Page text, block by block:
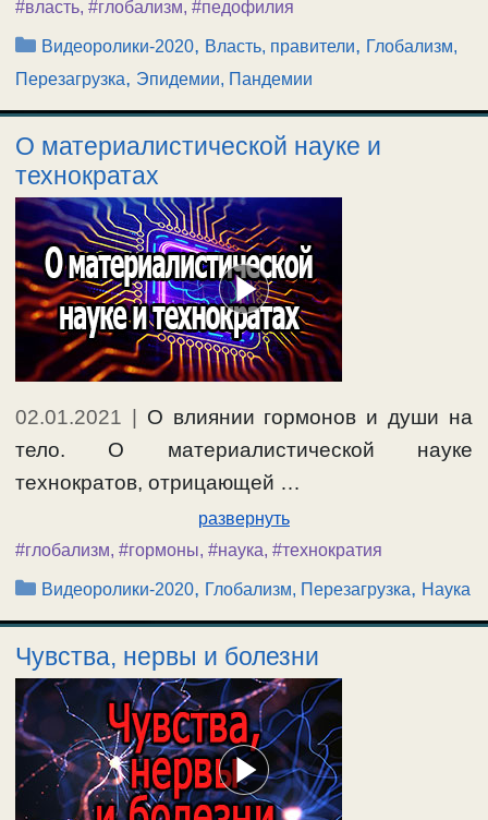
#власть, #глобализм, #педофилия
Рубрики
Видеоролики-2020, Власть, правители, Глобализм,
Перезагрузка, Эпидемии, Пандемии
О материалистической науке и
технократах
02.01.2021
О влиянии гормонов и души на
тело. О материалистической науке
технократов, отрицающей …
развернуть
#глобализм, #гормоны, #наука, #технократия
Рубрики
Видеоролики-2020, Глобализм, Перезагрузка, Наука
Чувства, нервы и болезни